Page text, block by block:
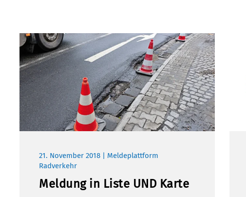
21. November 2018 | Meldeplattform
Radverkehr
Meldung in Liste UND Karte